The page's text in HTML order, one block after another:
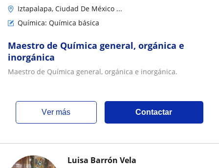
Iztapalapa, Ciudad De México ...
Química: Química básica
Maestro de Química general, orgánica e
inorgánica
Maestro de Química general, orgánica e inorgánica.
ver más Contactar
Luisa Barrón Vela